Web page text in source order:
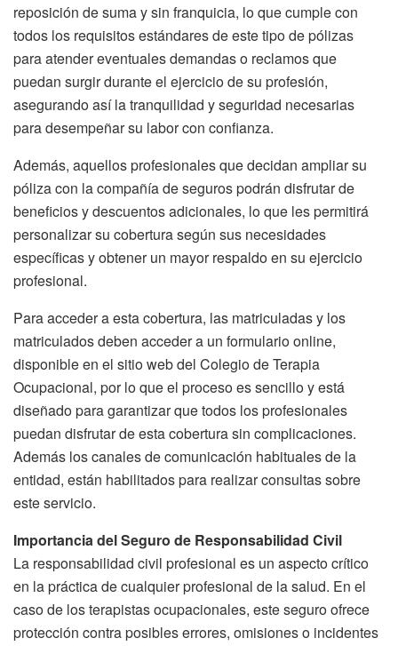
reposición de suma y sin franquicia, lo que cumple con
todos los requisitos estándares de este tipo de pólizas
para atender eventuales demandas o reclamos que
puedan surgir durante el ejercicio de su profesión,
asegurando así la tranquilidad y seguridad necesarias
para desempeñar su labor con confianza.
Además, aquellos profesionales que decidan ampliar su
póliza con la compañía de seguros podrán disfrutar de
beneficios y descuentos adicionales, lo que les permitirá
personalizar su cobertura según sus necesidades
específicas y obtener un mayor respaldo en su ejercicio
profesional.
Para acceder a esta cobertura, las matriculadas y los
matriculados deben acceder a un formulario online,
disponible en el sitio web del Colegio de Terapia
Ocupacional, por lo que el proceso es sencillo y está
diseñado para garantizar que todos los profesionales
puedan disfrutar de esta cobertura sin complicaciones.
Además los canales de comunicación habituales de la
entidad, están habilitados para realizar consultas sobre
este servicio.
Importancia del Seguro de Responsabilidad Civil
La responsabilidad civil profesional es un aspecto crítico
en la práctica de cualquier profesional de la salud. En el
caso de los terapistas ocupacionales, este seguro ofrece
protección contra posibles errores, omisiones o incidentes